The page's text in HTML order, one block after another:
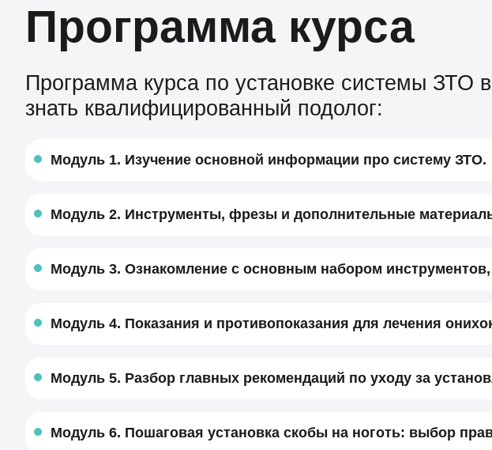
Программа курса
Программа курса по установке системы ЗТО
знать квалифицированный подолог:
Модуль 1. Изучение основной информации про систему ЗТО.
Модуль 2. Инструменты, фрезы и дополнительные
Модуль 3. Ознакомление с основным набором
Модуль 4. Показания и противопоказания для лечения
Модуль 5. Разбор главных рекомендаций по уходу за
Модуль 6. Пошаговая установка скобы на ноготь: выбор